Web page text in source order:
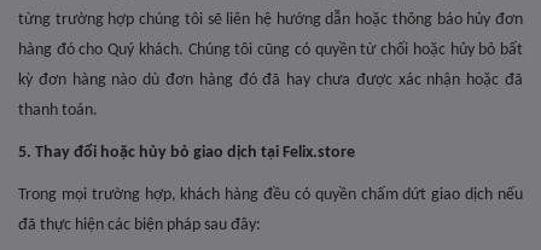
từng trường hợp chúng tôi sẽ liên hệ hướng dẫn hoặc thông báo hủy đơn
hàng đó cho Quý khách. Chúng tôi cũng có quyền từ chối hoặc hủy bỏ bất
kỳ đơn hàng nào dù đơn hàng đó đã hay chưa được xác nhận hoặc đã
thanh toán.
5. Thay đổi hoặc hủy bỏ giao dịch tại Felix.store
Trong mọi trường hợp, khách hàng đều có quyền chấm dứt giao dịch nếu
đã thực hiện các biện pháp sau đây: